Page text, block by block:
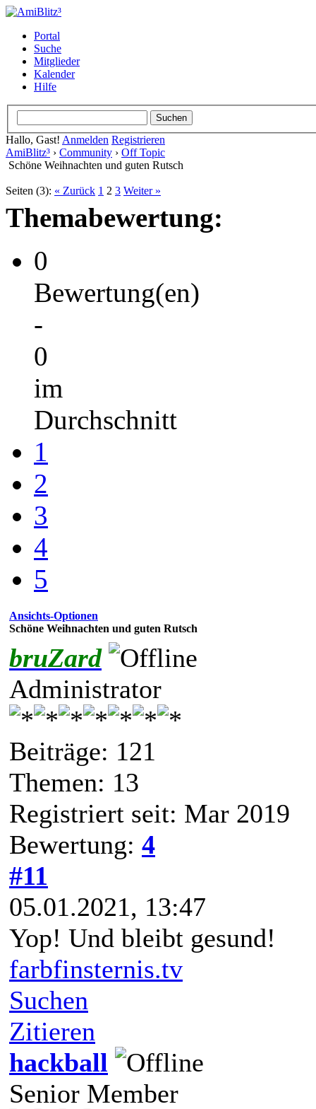
Portal
Suche
Mitglieder
Kalender
Hilfe
Hallo, Gast! Anmelden Registrieren
AmiBlitz³ › Community › Off Topic
Schöne Weihnachten und guten Rutsch
Seiten (3): « Zurück 1 2 3 Weiter »
Themabewertung:
0
Bewertung(en)
-
0
im
Durchschnitt
1
2
3
4
5
Ansichts-Optionen
Schöne Weihnachten und guten Rutsch
bruZard
Administrator
Beiträge: 121
Themen: 13
Registriert seit: Mar 2019
Bewertung: 4
#11
05.01.2021, 13:47
Yop! Und bleibt gesund!
farbfinsternis.tv
Suchen
Zitieren
hackball
Senior Member